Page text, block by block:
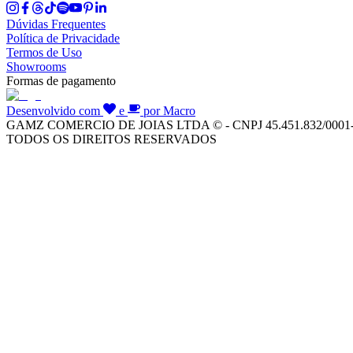
Dúvidas Frequentes
Política de Privacidade
Termos de Uso
Showrooms
Formas de pagamento
Desenvolvido com e
por Macro
GAMZ COMERCIO DE JOIAS LTDA © - CNPJ 45.451.832/
TODOS OS DIREITOS RESERVADOS